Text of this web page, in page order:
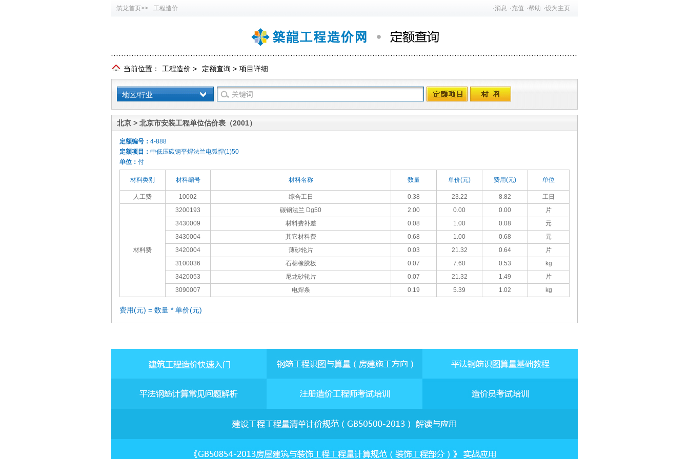
筑龙首页>> 工程造价 ·消息 ·充值 ·帮助 ·设为主页
当前位置： 工程造价 > 定额查询 > 项目详细
地区/行业
北京 > 北京市安装工程单位估价表（2001）
定额编号： 4-888
定额项目： 中低压碳钢平焊法兰电弧悍(1)50
单位： 付
材料类别 材料编号 材料名称 数量 单价(元) 费用(元) 单位
人工费 10002 综合工日 0.38 23.22 8.82 工日
材料费
3200193 碳钢法兰 Dg50 2.00 0.00 0.00
片
3430009
材料费补差 0.08 1.00 0.08
元
3430004
其它材料费 0.68 1.00 0.68
元
3420004
薄砂轮片 0.03 21.32 0.64
片
3100036
石棉橡胶板 0.07 7.60 0.53
kg
3420053
尼龙砂轮片 0.07 21.32 1.49
片
3090007
电焊条 0.19 5.39 1.02 kg
费用(元) = 数量 * 单价(元)